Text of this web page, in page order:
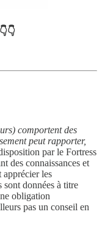
comportent des
peut rapporter,
par le Fortress
des connaissances et
apprécier les
données à titre
obligation
pas un conseil en